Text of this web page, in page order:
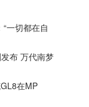
一切都在自
布 万代南梦
在MP